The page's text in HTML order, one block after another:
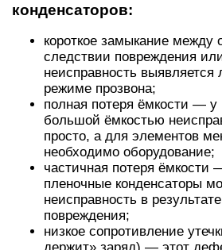
конденсаторов:
короткое замыкание между
следствии повреждения
неисправность
режиме прозвона;
полная потеря ёмкости — у
большой ёмкостью
просто, а для элементов
необходимо оборудование;
частичная потеря ёмкости
пленочные конденсаторы
неисправность в
повреждения;
низкое сопротивление